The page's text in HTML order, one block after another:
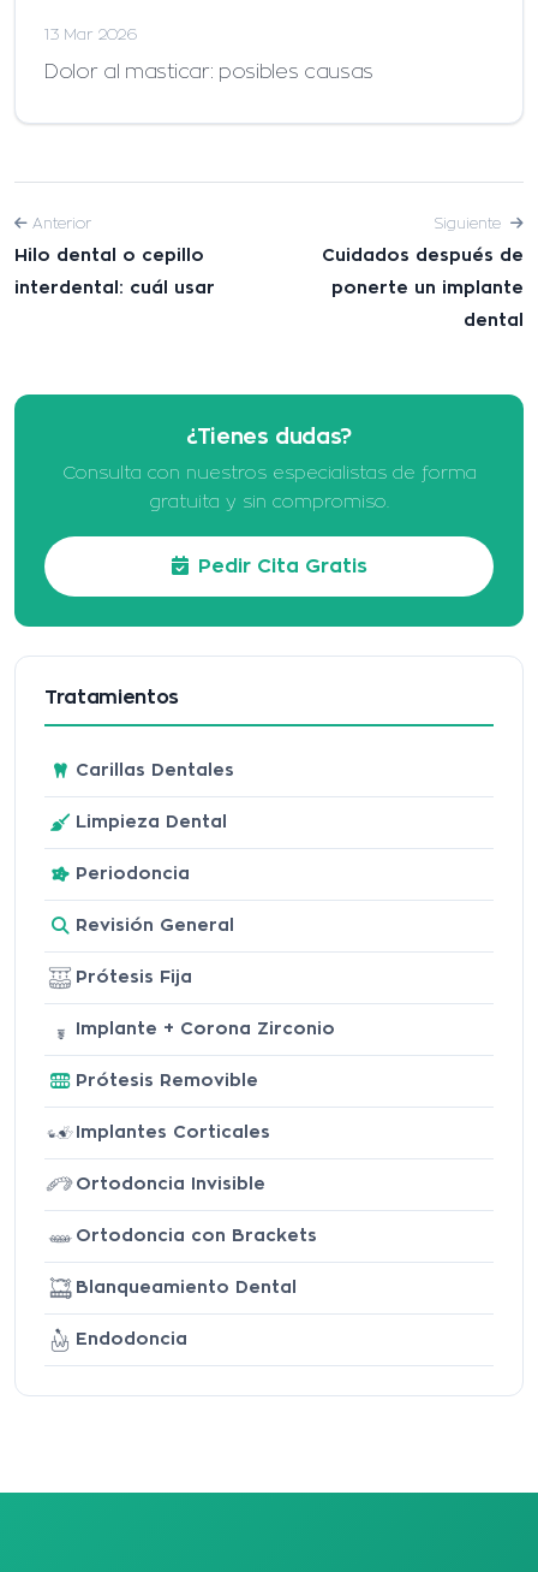
13 Mar 2026
Dolor al masticar: posibles causas
Anterior
Hilo dental o cepillo
interdental: cuál usar
Siguiente
Cuidados después de
ponerte un implante
dental
¿Tienes dudas?
Consulta con nuestros especialistas de forma
gratuita y sin compromiso.
Pedir Cita Gratis
Tratamientos
Carillas Dentales
Limpieza Dental
Periodoncia
Revisión General
Prótesis Fija
Implante + Corona Zirconio
Prótesis Removible
Implantes Corticales
Ortodoncia Invisible
Ortodoncia con Brackets
Blanqueamiento Dental
Endodoncia